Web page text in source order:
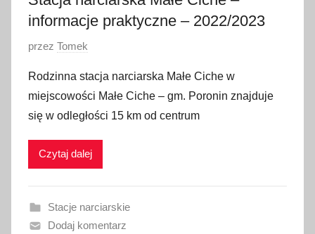
4
informacje praktyczne – 2022/2023
O
u
b
l
i
a
n
przez Tomek
Rodzinna stacja narciarska Małe Ciche w
miejscowości Małe Ciche – gm. Poronin znajduje
się w odległości 15 km od centrum
Czytaj dalej
Stacje narciarskie
Dodaj komentarz